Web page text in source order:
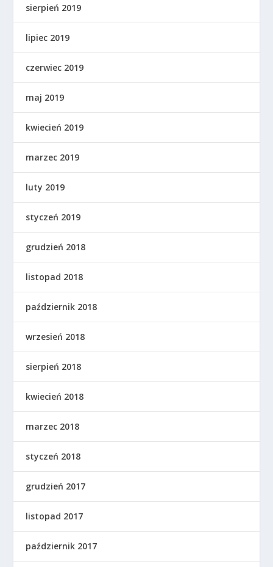
sierpień 2019
lipiec 2019
czerwiec 2019
maj 2019
kwiecień 2019
marzec 2019
luty 2019
styczeń 2019
grudzień 2018
listopad 2018
październik 2018
wrzesień 2018
sierpień 2018
kwiecień 2018
marzec 2018
styczeń 2018
grudzień 2017
listopad 2017
październik 2017